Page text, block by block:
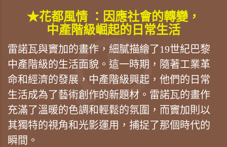
★花都風情 ：因應社會的轉變，
中產階級崛起的日常生活
雷諾瓦與竇加的畫作，細膩描繪了19世紀巴黎
中產階級的生活面貌。這一時期，隨著工業革
命和經濟的發展，中產階級興起，他們的日常
生活成為了藝術創作的新題材。雷諾瓦的畫作
充滿了溫暖的色調和輕鬆的氛圍，而竇加則以
其獨特的視角和光影運用，捕捉了那個時代的
瞬間。